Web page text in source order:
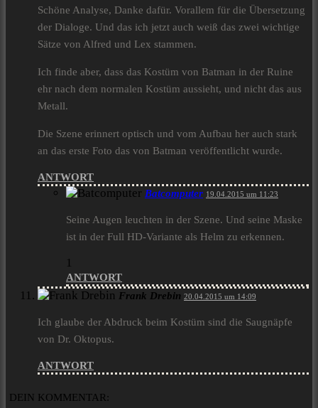
Schöne Analyse, Danke dafür. Vorallem für die Übersetzung
der Dialoge. Und das ich jetzt auch weiß das zwei wichtige
Sätze von Alfred und Lex stammen.
Ich finde aber, dass das Kostüm von Batman in der Ruine
ehr nach dem normalen Kostüm aussieht, und nicht das aus
Metall.
Die Szene erinnert optisch und vom Aufbau her auch stark
an das erste Foto das von Batman veröffentlicht wurde.
ANTWORT
Batcomputer 19.04.2015 um 11:23
Seine Augen leuchten in der Szene. Und seine Maske
ist in der Full HD-Variante als Helm zu erkennen.
1
ANTWORT
Frank Drebin 20.04.2015 um 14:09
Ich glaube der Abdruck beim Kostüm sind die Saugnäpfe
von Dr. Oktopus.
ANTWORT
DEIN KOMMENTAR: